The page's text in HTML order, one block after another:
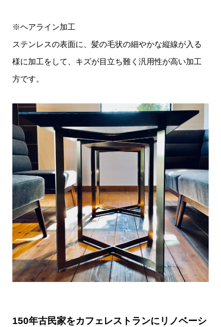
※ヘアライン加工
ステンレスの表面に、髪の毛状の細やかな縦線が入る
様に加工をして、キズが目立ち難く汎用性が高い加工
方です。
150年古民家をカフェレストランにリノベーシ